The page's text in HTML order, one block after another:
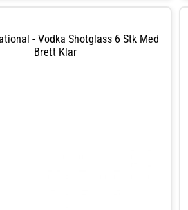
- Vodka Shotglass 6 Stk Med
Brett Klar